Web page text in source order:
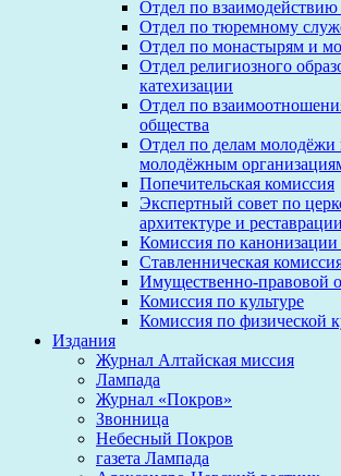
Отдел по взаимодействию
Отдел по тюремному
Отдел по монастырям и
Отдел религиозного
катехизации
Отдел по
общества
Отдел по делам
молодёжным
Попечительская комиссия
Экспертный совет по
архитектуре и реставрации
Комиссия по канонизации
Ставленническая
Имущественно-правовой
Комиссия по культуре
Комиссия по физической
Издания
Журнал Алтайская миссия
Лампада
Журнал «Покров»
Звонница
Небесный Покров
газета Лампада